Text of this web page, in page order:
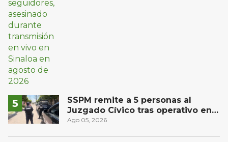
SSPM remite a 5 personas al
Juzgado Cívico tras operativo en
San Juan del Río
Ago 05, 2026